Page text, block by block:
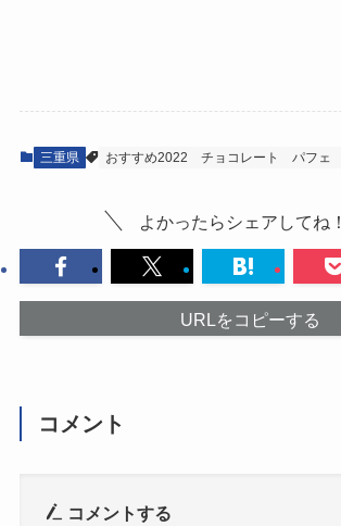
三重県 おすすめ2022 チョコレート パフェ
よかったらシェアしてね！
URLをコピーする
コメント
コメントする